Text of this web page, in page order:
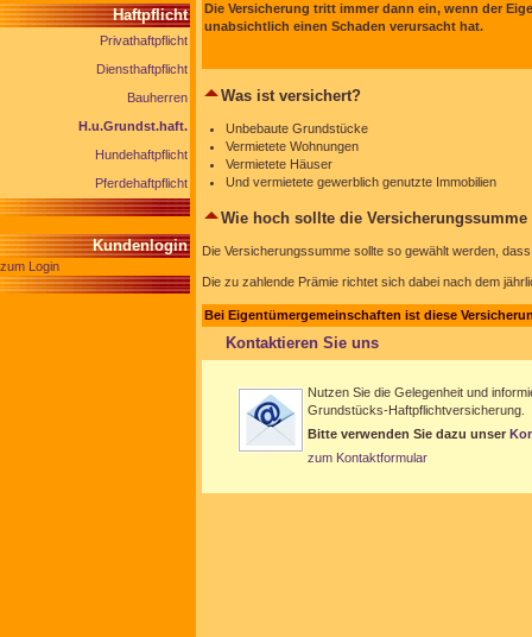
Haftpflicht
Privathaftpflicht
Diensthaftpflicht
Bauherren
H.u.Grundst.haft.
Hundehaftpflicht
Pferdehaftpflicht
Kundenlogin
zum Login
Die Versicherung tritt immer dann ein, wenn der
unabsichtlich einen Schaden verursacht hat.
Was ist versichert?
Unbebaute Grundstücke
Vermietete Wohnungen
Vermietete Häuser
Und vermietete gewerblich genutzte Immobilien
Wie hoch sollte die Versicherungssumme
Die Versicherungssumme sollte so gewählt werden,
Die zu zahlende Prämie richtet sich dabei nach dem
Bei Eigentümergemeinschaften ist diese
Kontaktieren Sie uns
Nutzen Sie die Gelegenheit und
Grundstücks-Haftpflichtversicherung.
Bitte verwenden Sie dazu unser
zum Kontaktformular